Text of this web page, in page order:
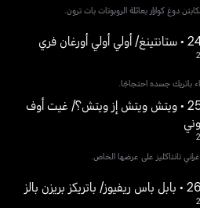
دوغ كوازار بعائلة الروبوتات بات ترون.
باتريك جسده احتجاجًا.
حلقة 25 • ويتش ويتش إز ويتش؟/ غيت أوف
تانتاكليز على عرضها الخاص.